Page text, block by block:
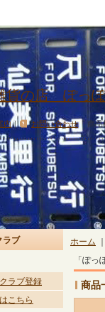
貨の店 ぽっ
内｜ お問い合わせ 商品
ラブ
ラブ登録
こちら
ホーム
「ぽ
商品